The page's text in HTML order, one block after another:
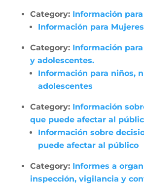
Category: Información
Información para
Category: Información
y adolescentes.
Información para niños,
adolescentes
Category: Información
que puede afectar al
Información sobre
puede afectar al público
Category: Informes a
inspección, vigilancia y